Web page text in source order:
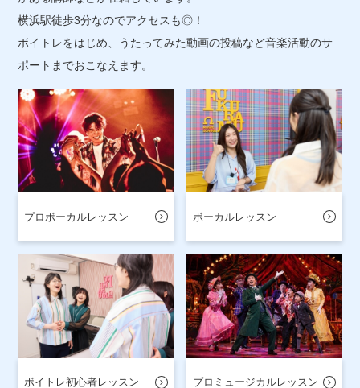
横浜駅徒歩3分なのでアクセスも◎！
ボイトレをはじめ、うたってみた動画の投稿など音楽活動のサ
ポートまでおこなえます。
プロボーカルレッスン ボーカルレッスン
ボイトレ初心者レッスン プロミュージカルレッスン